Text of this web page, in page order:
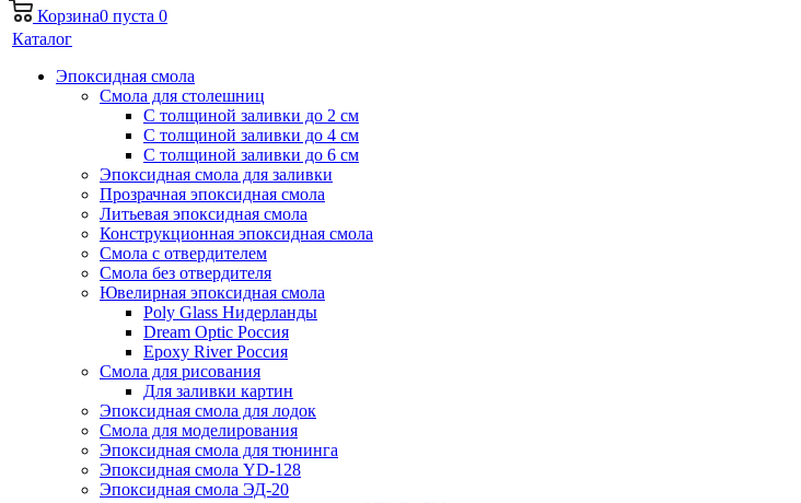
Корзина0 пуста 0
Каталог
Эпоксидная смола
Смола для столешниц
С толщиной заливки до 2 см
С толщиной заливки до 4 см
С толщиной заливки до 6 см
Эпоксидная смола для заливки
Прозрачная эпоксидная смола
Литьевая эпоксидная смола
Конструкционная эпоксидная смола
Смола с отвердителем
Смола без отвердителя
Ювелирная эпоксидная смола
Poly Glass Нидерланды
Dream Optic Россия
Epoxy River Россия
Смола для рисования
Для заливки картин
Эпоксидная смола для лодок
Смола для моделирования
Эпоксидная смола для тюнинга
Эпоксидная смола YD-128
Эпоксидная смола ЭД-20